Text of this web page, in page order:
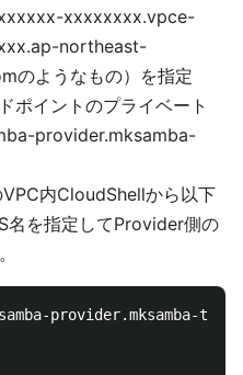
xxxxxxxx.vpce-
northeast-
のようなもの）を指定
ポイントのプライベート
provider.mksamba-
内CloudShellから以下
名を指定してProvider側の
provider.mksamba-